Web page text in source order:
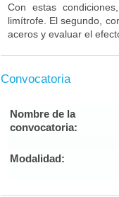
Con estas
limítrofe. El segundo,
aceros y evaluar el
Convocatoria
Nombre de la
convocatoria:
Modalidad: